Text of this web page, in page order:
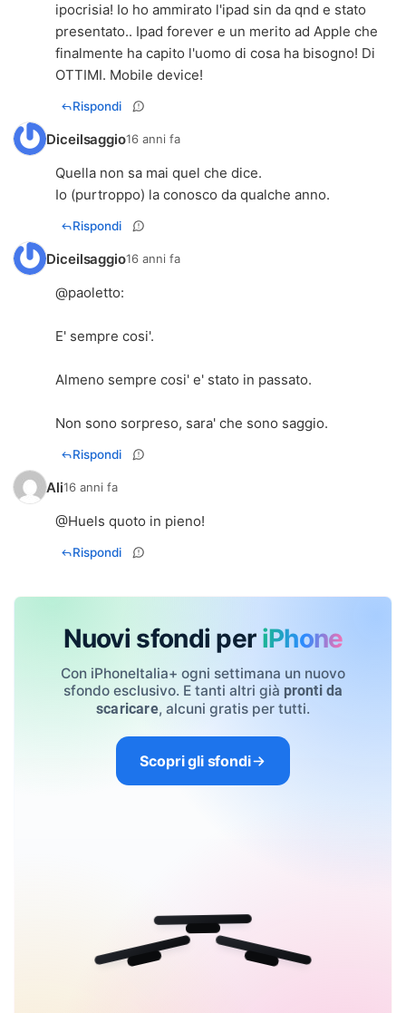
ipocrisia! Io ho ammirato l'ipad sin da qnd e stato
presentato.. Ipad forever e un merito ad Apple che
finalmente ha capito l'uomo di cosa ha bisogno! Di
OTTIMI. Mobile device!
Rispondi
Diceilsaggio16 anni fa
Quella non sa mai quel che dice.
Io (purtroppo) la conosco da qualche anno.
Rispondi
Diceilsaggio16 anni fa
@paoletto:
E' sempre cosi'.
Almeno sempre cosi' e' stato in passato.
Non sono sorpreso, sara' che sono saggio.
Rispondi
Ali16 anni fa
@Huels quoto in pieno!
Rispondi
Nuovi sfondi per iPhone
Con iPhoneItalia+ ogni settimana un nuovo
sfondo esclusivo. E tanti altri già pronti da
scaricare, alcuni gratis per tutti.
Scopri gli sfondi